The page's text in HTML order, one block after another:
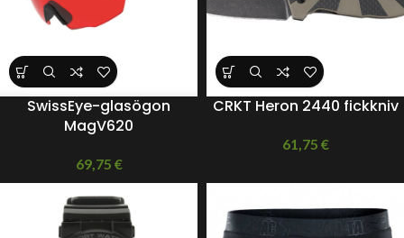
SwissEye-glasögon
MagV620
69,75 €
CRKT Heron 2440 fickkniv
61,75 €